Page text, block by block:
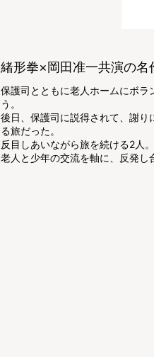
緒形拳×岡田准一共演の名
保護司とともに老人ホームにボラ
う。
後日、保護司に説得されて、謝
る旅だった。
反目しあいながら旅を続ける2人
老人と少年の交流を軸に、反発し